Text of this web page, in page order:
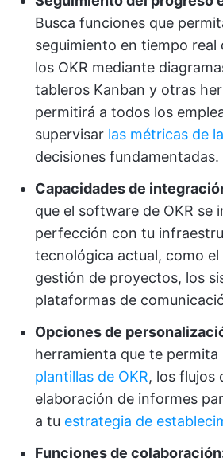
Busca funciones que
seguimiento en tiempo real
los OKR mediante
tableros Kanban y otras
permitirá a todos los
supervisar las métricas de
decisiones fundamentadas.
Capacidades de
que el software de OKR se
perfección con tu
tecnológica actual, como
gestión de proyectos, los
plataformas de
Opciones de
herramienta que te permita
plantillas de OKR, los flujos
elaboración de informes
a tu estrategia de
Funciones de